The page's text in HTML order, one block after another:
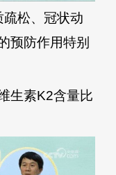
松、冠状动
预防作用特别
素K2含量比